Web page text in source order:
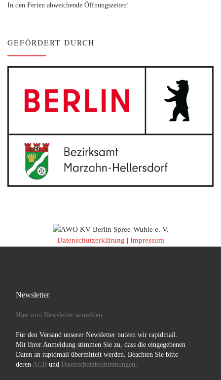
In den Ferien abweichende Öffnungszeiten!
GEFÖRDERT DURCH
Datenschutzerklärung | Impressum
Newsletter
Hier zum Newsletter anmelden
Für den Versand unserer Newsletter nutzen wir rapidmail.
Mit Ihrer Anmeldung stimmen Sie zu, dass die eingegebenen
Daten an rapidmail übermittelt werden. Beachten Sie bitte
deren AGBund Datenschutzbestimmungen